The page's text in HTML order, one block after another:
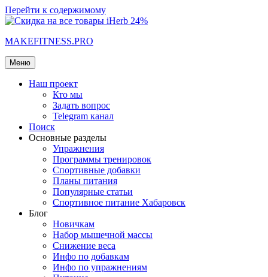
Перейти к содержимому
MAKEFITNESS.PRO
Меню
Наш проект
Кто мы
Задать вопрос
Telegram канал
Поиск
Основные разделы
Упражнения
Программы тренировок
Спортивные добавки
Планы питания
Популярные статьи
Спортивное питание Хабаровск
Блог
Новичкам
Набор мышечной массы
Снижение веса
Инфо по добавкам
Инфо по упражнениям